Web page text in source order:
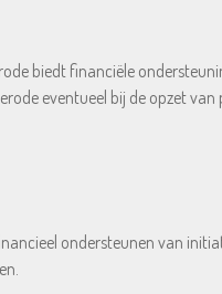
biedt financiële
eventueel bij de opzet van
ondersteunen van